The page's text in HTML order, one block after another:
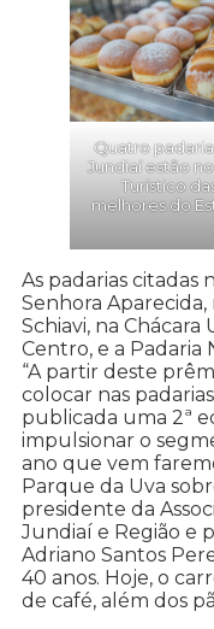
Quatro
Jundiaí estão
Turístico
melhores do
As padarias citadas
Senhora
Schiavi, na Chácara
Centro, e a Padaria
“A partir deste
colocar nas
publicada uma 2ª
impulsionar o
ano que vem
Parque da Uva
presidente da
Jundiaí e Região e
Adriano Santos
40 anos. Hoje, o
de café, além dos